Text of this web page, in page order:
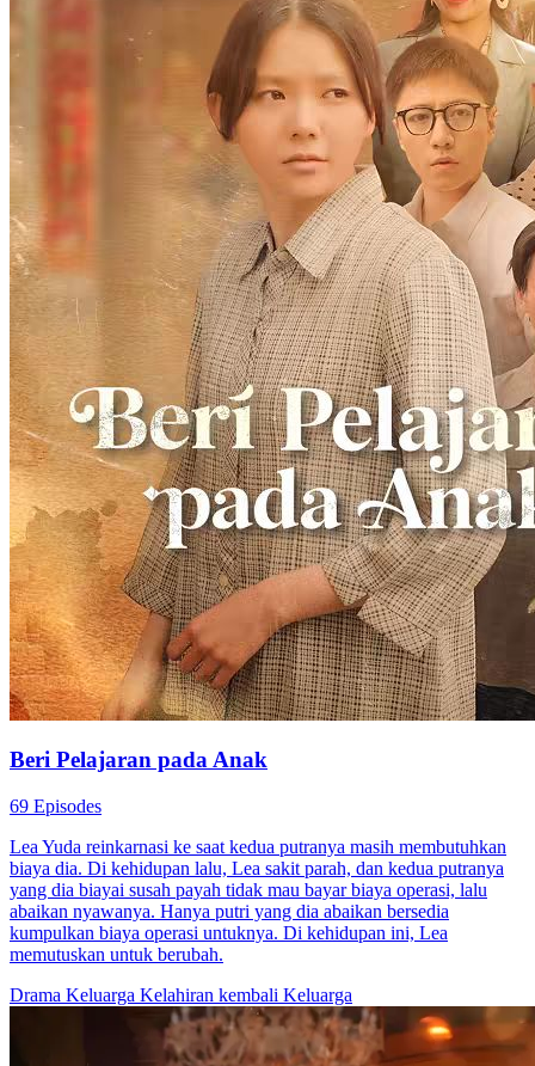
Beri Pelajaran pada Anak
69 Episodes
Lea Yuda reinkarnasi ke saat kedua putranya masih membutuhkan
biaya dia. Di kehidupan lalu, Lea sakit parah, dan kedua putranya
yang dia biayai susah payah tidak mau bayar biaya operasi, lalu
abaikan nyawanya. Hanya putri yang dia abaikan bersedia
kumpulkan biaya operasi untuknya. Di kehidupan ini, Lea
memutuskan untuk berubah.
Drama Keluarga Kelahiran kembali Keluarga